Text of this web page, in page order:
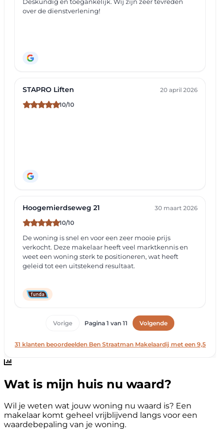
Wat is mijn huis nu waard?
Wil je weten wat jouw woning nu waard is? Een
makelaar komt geheel vrijblijvend langs voor een
waardebepaling van je woning.